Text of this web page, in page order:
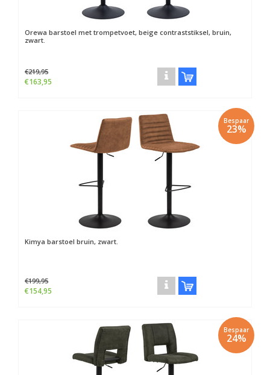
Orewa barstoel met trompetvoet, beige contraststiksel, bruin,
zwart.
€219,95
€163,95
Bespaar
23%
Kimya barstoel bruin, zwart.
€199,95
€154,95
Bespaar
24%